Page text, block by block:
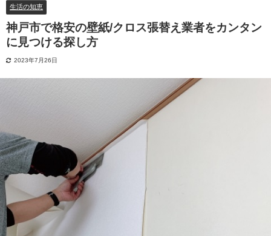
生活の知恵
神戸市で格安の壁紙/クロス張替え業者をカンタン
に見つける探し方
2023年7月26日